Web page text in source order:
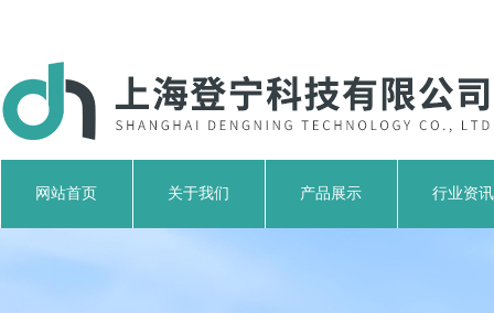
网站首页 关于我们 产品展示 行业资讯